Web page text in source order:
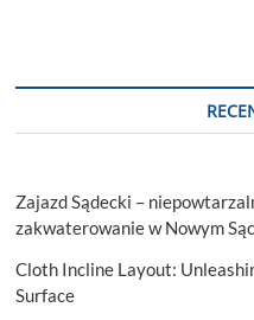
Zajazd Sądecki –
zakwaterowanie w Nowym
Cloth Incline Layout:
Surface